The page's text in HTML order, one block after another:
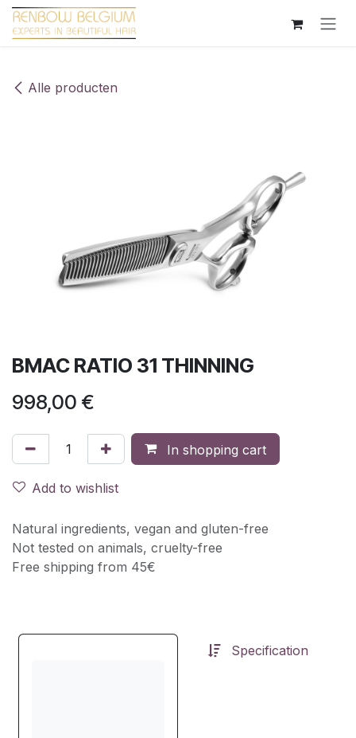
Overslaan naar inhoud
Alle producten
BMAC RATIO 31 THINNING
998,00 €
In shopping cart
Add to wishlist
Natural ingredients, vegan and gluten-free
Not tested on animals, cruelty-free
Free shipping from 45€
Specification